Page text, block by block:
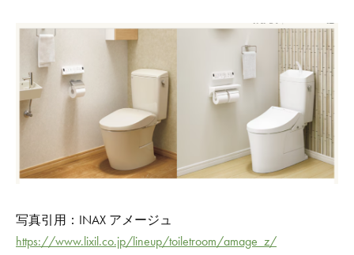
写真引用：INAX アメージュ
https://www.lixil.co.jp/lineup/toiletroom/amage_z/